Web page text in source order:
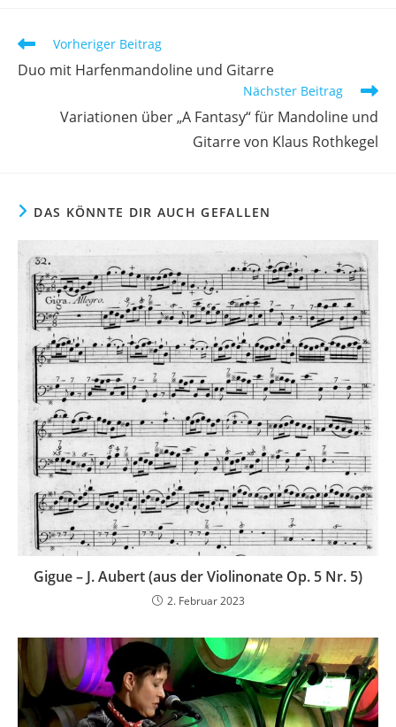
Vorheriger Beitrag
Duo mit Harfenmandoline und Gitarre
Nächster Beitrag
Variationen über „A Fantasy“ für Mandoline und
Gitarre von Klaus Rothkegel
DAS KÖNNTE DIR AUCH GEFALLEN
Gigue – J. Aubert (aus der Violinonate Op. 5 Nr. 5)
2. Februar 2023